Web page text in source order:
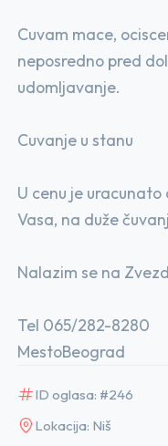
Cuvam mace,
neposredno pred
udomljavanje.
Cuvanje u stanu
U cenu je
Vasa, na duže
Nalazim se na
Tel 065/282-8280
MestoBeograd
ID oglasa: #246
Lokacija: Niš